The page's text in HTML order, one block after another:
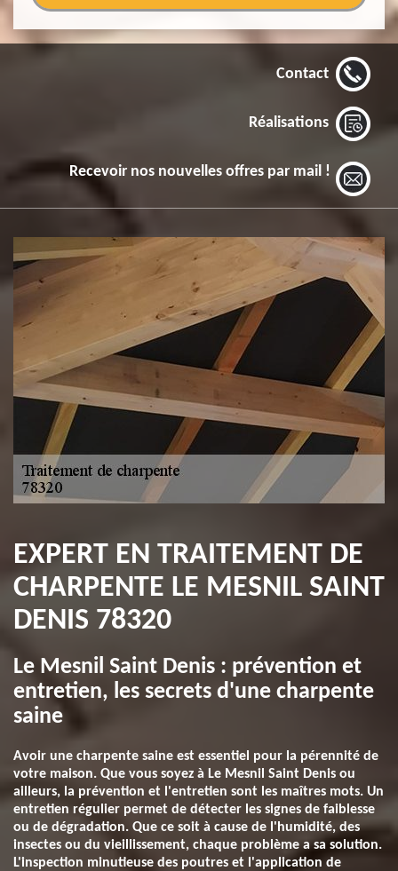
Contact
Réalisations
Recevoir nos nouvelles offres par mail !
EXPERT EN TRAITEMENT DE
CHARPENTE LE MESNIL SAINT
DENIS 78320
Le Mesnil Saint Denis : prévention et
entretien, les secrets d'une charpente
saine
Avoir une charpente saine est essentiel pour la pérennité de
votre maison. Que vous soyez à Le Mesnil Saint Denis ou
ailleurs, la prévention et l'entretien sont les maîtres mots. Un
entretien régulier permet de détecter les signes de faiblesse
ou de dégradation. Que ce soit à cause de l'humidité, des
insectes ou du vieillissement, chaque problème a sa solution.
L'inspection minutieuse des poutres et l'application de